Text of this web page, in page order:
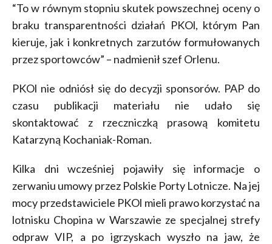
“To w równym stopniu skutek powszechnej oceny o
braku transparentności działań PKOl, którym Pan
kieruje, jak i konkretnych zarzutów formułowanych
przez sportowców” – nadmienił szef Orlenu.
PKOl nie odniósł się do decyzji sponsorów. PAP do
czasu publikacji materiału nie udało się
skontaktować z rzeczniczką prasową komitetu
Katarzyną Kochaniak-Roman.
Kilka dni wcześniej pojawiły się informacje o
zerwaniu umowy przez Polskie Porty Lotnicze. Na jej
mocy przedstawiciele PKOl mieli prawo korzystać na
lotnisku Chopina w Warszawie ze specjalnej strefy
odpraw VIP, a po igrzyskach wyszło na jaw, że